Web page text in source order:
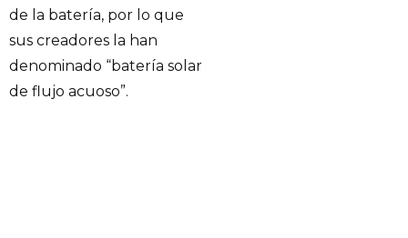
de la batería, por lo que
sus creadores la han
denominado “batería solar
de flujo acuoso”.